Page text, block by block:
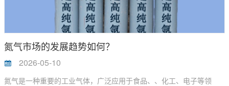
氮气市场的发展趋势如何？
2026-05-10
氮气是一种重要的工业气体，广泛应用于食品、、化工、电子等领